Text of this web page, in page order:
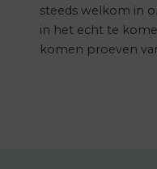
steeds welkom in
in het echt te
komen proeven